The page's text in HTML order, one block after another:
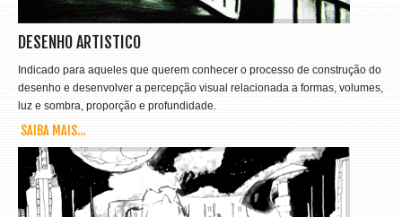
DESENHO ARTISTICO
Indicado para aqueles que querem conhecer o processo de construção do
desenho e desenvolver a percepção visual relacionada a formas, volumes,
luz e sombra, proporção e profundidade.
SAIBA MAIS…